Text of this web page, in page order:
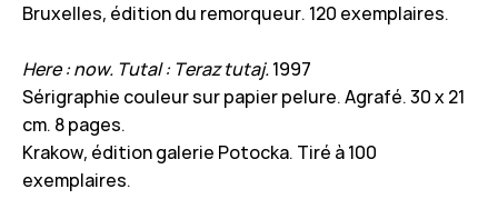
Bruxelles, édition du remorqueur. 120 exemplaires.
Here : now. Tutal : Teraz tutaj.1997
Sérigraphie couleur sur papier pelure. Agrafé. 30 x 21
cm. 8 pages.
Krakow, édition galerie Potocka. Tiré à 100
exemplaires.